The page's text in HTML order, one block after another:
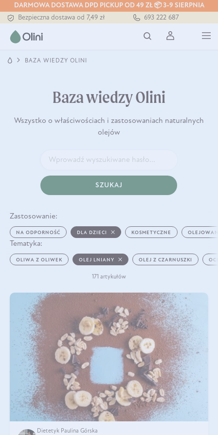
DARMOWA DOSTAWA DPD PICKUP OD 49 ZŁ 📦 3-9 SIERPNIA
Bezpieczna dostawa od 7,49 zł
Darmowa dostawa od 199 zł
693 222 687
BAZA WIEDZY OLINI
Baza wiedzy Olini
Wszystko o właściwościach i zastosowaniach naturalnych
olejów
SZUKAJ
Zastosowanie:
NA ODPORNOŚĆ DLA DZIECI KOSMETYCZNE
Tematyka:
OLIWA Z OLIWEK OLEJ LNIANY OLEJ Z CZARNUSZKI
171 artykułów
Dietetyk Paulina Górska